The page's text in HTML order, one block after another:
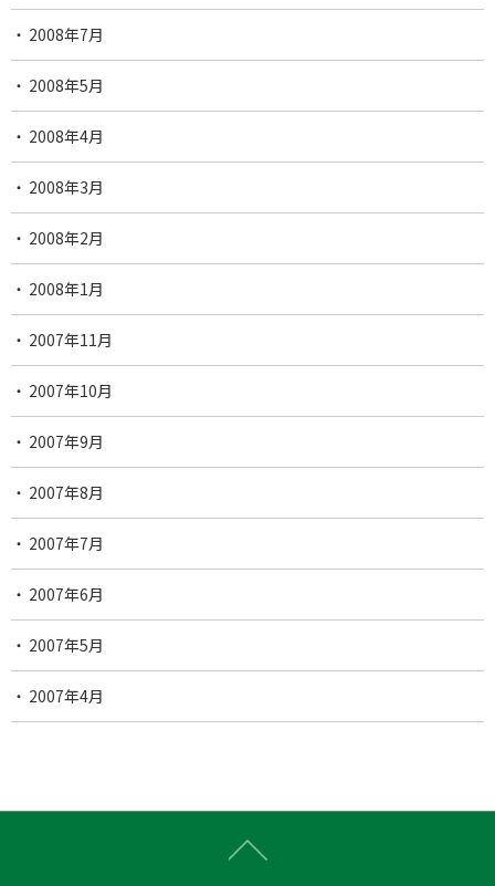
2008年7月
2008年5月
2008年4月
2008年3月
2008年2月
2008年1月
2007年11月
2007年10月
2007年9月
2007年8月
2007年7月
2007年6月
2007年5月
2007年4月